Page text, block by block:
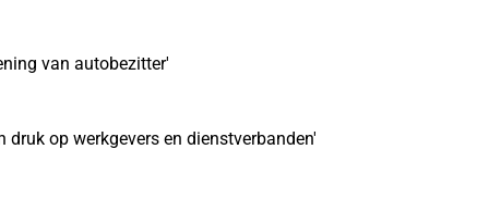
van autobezitter'
druk op werkgevers en dienstverbanden'